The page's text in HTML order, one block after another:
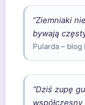
“Ziemniaki
bywają
Pularda –
“Dziś zupę